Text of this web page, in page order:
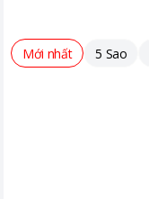
Mới nhất 5 Sao